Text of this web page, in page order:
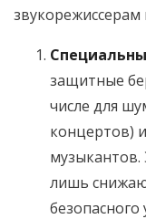
защитные
числе для
концертов)
музыкантов.
лишь